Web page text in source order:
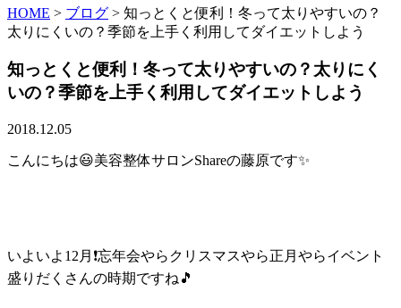
HOME > ブログ > 知っとくと便利！冬って太りやすいの？
太りにくいの？季節を上手く利用してダイエットしよう
知っとくと便利！冬って太りやすいの？太りにく
いの？季節を上手く利用してダイエットしよう
2018.12.05
こんにちは😃美容整体サロンShareの藤原です✨
いよいよ12月❗忘年会やらクリスマスやら正月やらイベント
盛りだくさんの時期ですね🎵